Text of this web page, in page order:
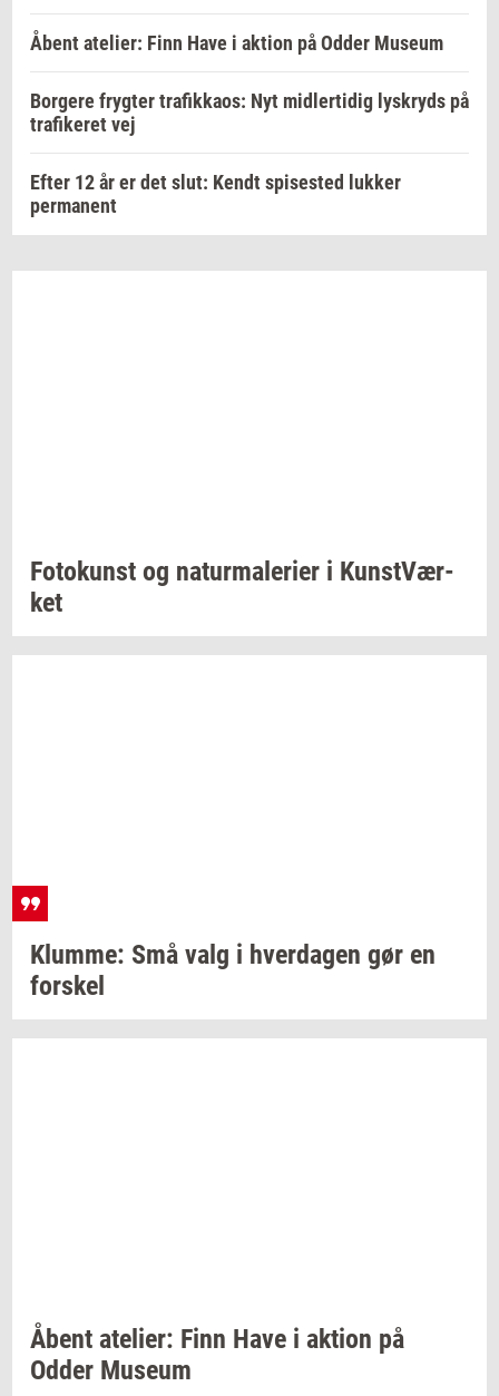
Åbent atelier: Finn Have i aktion på Odder Museum
Borgere frygter trafikkaos: Nyt midlertidig lyskryds på
trafikeret vej
Efter 12 år er det slut: Kendt spisested lukker
permanent
Fo­to­kunst og na­tur­ma­le­ri­er i Kunst­Vær­
ket
Klum­me: Små valg i hver­da­gen gør en
for­skel
Åbent ate­li­er: Finn Have i ak­tion på
Odder Mu­se­um